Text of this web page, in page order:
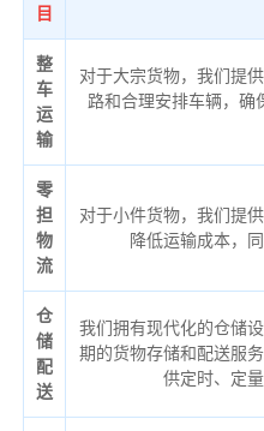
目
整
车
运
输
对于大宗货物，我们提
路和合理安排车辆，确
零
担
物
流
对于小件货物，我们提
降低运输成本，
仓
储
配
送
我们拥有现代化的仓储
期的货物存储和配送服
供定时、定